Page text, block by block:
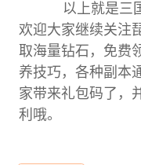
以上就是三国
欢迎大家继续关注
取海量钻石，免费
养技巧，各种副本
家带来礼包码了，
利哦。